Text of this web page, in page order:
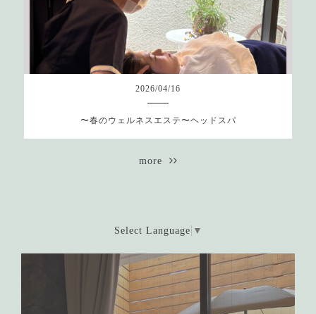
2026/04/16
〜春のウェルネスエステ〜ヘッドスパ
more
Select Language ▼